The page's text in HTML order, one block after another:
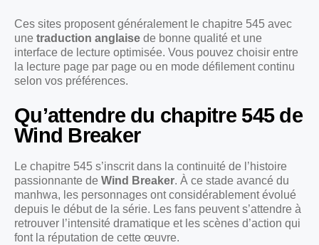
Ces sites proposent généralement le chapitre 545 avec
une traduction anglaise de bonne qualité et une
interface de lecture optimisée. Vous pouvez choisir entre
la lecture page par page ou en mode défilement continu
selon vos préférences.
Qu’attendre du chapitre 545 de
Wind Breaker
Le chapitre 545 s’inscrit dans la continuité de l’histoire
passionnante de Wind Breaker. À ce stade avancé du
manhwa, les personnages ont considérablement évolué
depuis le début de la série. Les fans peuvent s’attendre à
retrouver l’intensité dramatique et les scènes d’action qui
font la réputation de cette œuvre.